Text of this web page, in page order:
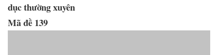
dục thường xuyên
Mã đề 139